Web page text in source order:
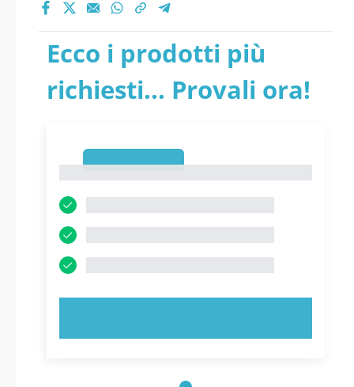
Ecco i prodotti più
richiesti... Provali ora!